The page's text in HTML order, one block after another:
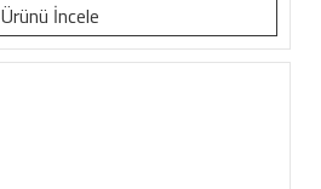
Ürünü İncele